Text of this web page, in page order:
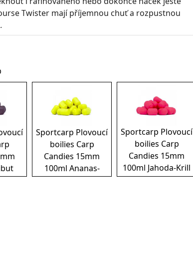
Twister mají příjemnou chuť a rozpustnou
Sportcarp Plovoucí
boilies Carp
Candies 15mm
100ml Ananas-
Oliheň
Sportcarp Plovoucí
boilies Carp
Candies 15mm
100ml Jahoda-Krill